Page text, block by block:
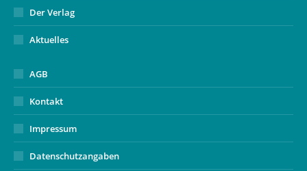
Der Verlag
Aktuelles
AGB
Kontakt
Impressum
Datenschutzangaben